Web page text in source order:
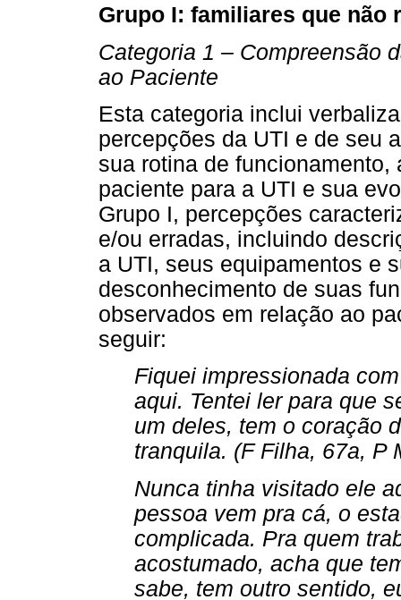
Grupo I: familiares que não
Categoria 1 – Compreensão
ao Paciente
Esta categoria inclui
percepções da UTI e de seu
sua rotina de
paciente para a UTI e sua
Grupo I, percepções
e/ou erradas, incluindo
a UTI, seus equipamentos e
desconhecimento de suas
observados em relação ao
seguir:
Fiquei impressionada
aqui. Tentei ler para que
um deles, tem o coração
tranquila. (F Filha, 67a, P
Nunca tinha visitado ele
pessoa vem pra cá, o
complicada. Pra quem
acostumado, acha que
sabe, tem outro sentido,